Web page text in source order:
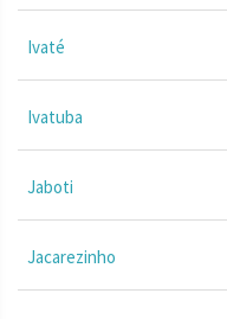
Ivaté
Ivatuba
Jaboti
Jacarezinho